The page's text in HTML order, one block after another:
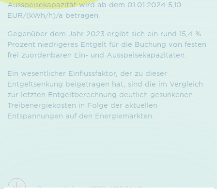
Ausspeisekapazität wird ab dem 01.01.2024 5,10
EUR/(kWh/h)/a betragen.
Gegenüber dem Jahr 2023 ergibt sich ein rund 15,4 %
Prozent niedrigeres Entgelt für die Buchung von festen
frei zuordenbaren Ein- und Ausspeisekapazitäten.
Ein wesentlicher Einflussfaktor, der zu dieser
Entgeltsenkung beigetragen hat, sind die im Vergleich
zur letzten Entgeltberechnung deutlich gesunkenen
Treibenergiekosten in Folge der aktuellen
Entspannungen auf den Energiemärkten.